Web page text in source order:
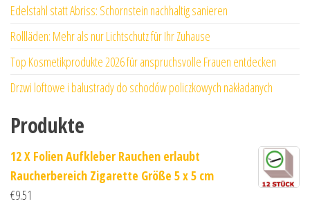
Edelstahl statt Abriss: Schornstein nachhaltig sanieren
Rollläden: Mehr als nur Lichtschutz für Ihr Zuhause
Top Kosmetikprodukte 2026 für anspruchsvolle Frauen entdecken
Drzwi loftowe i balustrady do schodów policzkowych nakładanych
Produkte
12 X Folien Aufkleber Rauchen erlaubt
Raucherbereich Zigarette Größe 5 x 5 cm
€9.51